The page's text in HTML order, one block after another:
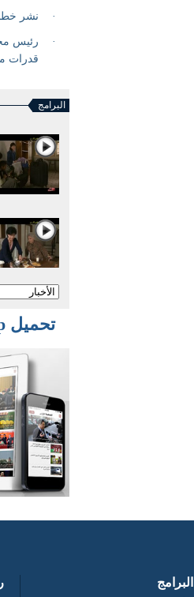
البرامج
تحميل app
البرامج